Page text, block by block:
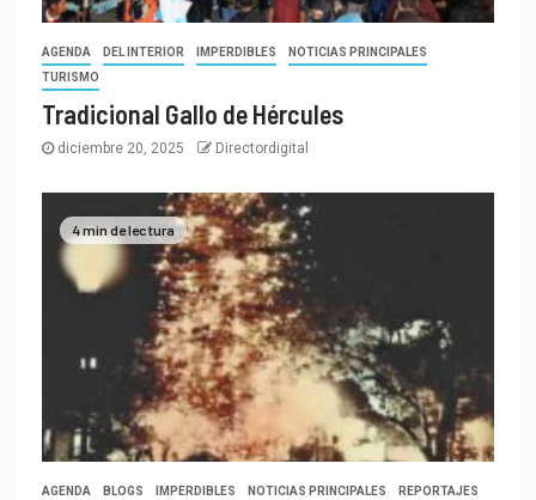
AGENDA DEL INTERIOR IMPERDIBLES
NOTICIAS PRINCIPALES
TURISMO
Tradicional Gallo de Hércules
diciembre 20, 2025 Directordigital
4 min de lectura
AGENDA BLOGS IMPERDIBLES NOTICIAS PRINCIPALES REPORTAJES